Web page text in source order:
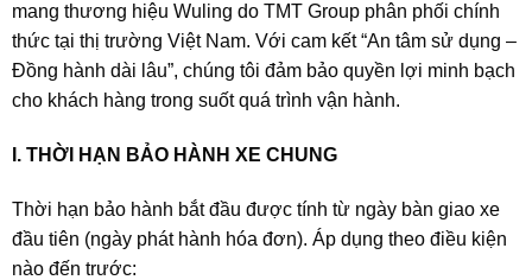
mang thương hiệu Wuling do TMT Group phân phối chính
thức tại thị trường Việt Nam. Với cam kết “An tâm sử dụng –
Đồng hành dài lâu”, chúng tôi đảm bảo quyền lợi minh bạch
cho khách hàng trong suốt quá trình vận hành.
I. THỜI HẠN BẢO HÀNH XE CHUNG
Thời hạn bảo hành bắt đầu được tính từ ngày bàn giao xe
đầu tiên (ngày phát hành hóa đơn). Áp dụng theo điều kiện
nào đến trước: